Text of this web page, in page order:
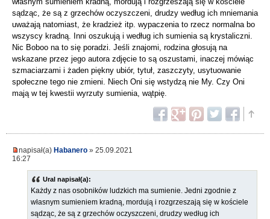
sądząc, że są z grzechów oczyszczeni, drudzy według ich mniemania
uważają natomiast, że kradzież itp. wypaczenia to rzecz normalna bo
wszyscy kradną. Inni oszukują i według ich sumienia są krystaliczni.
Nic Boboo na to się poradzi. Jeśli znajomi, rodzina głosują na
wskazane przez jego autora zdjęcie to są oszustami, inaczej mówiąc
szmaciarzami i żaden piękny ubiór, tytuł, zaszczyty, usytuowanie
społeczne tego nie zmieni. Niech Oni się wstydzą nie My. Czy Oni
mają w tej kwestii wyrzuty sumienia, wątpię.
napisał(a) Habanero » 25.09.2021
16:27
Ural napisał(a):
Każdy z nas osobników ludzkich ma sumienie. Jedni zgodnie z
własnym sumieniem kradną, mordują i rozgrzeszają się w kościele
sądząc, że są z grzechów oczyszczeni, drudzy według ich